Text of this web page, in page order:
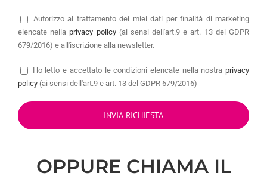
Autorizzo al trattamento dei miei dati per finalità di marketing
elencate nella privacy policy(ai sensi dell'art.9 e art. 13 del GDPR
679/2016) e all'iscrizione alla newsletter.
Ho letto e accettato le condizioni elencate nella nostra privacy
policy (ai sensi dell'art.9 e art. 13 del GDPR 679/2016)
OPPURE CHIAMA IL